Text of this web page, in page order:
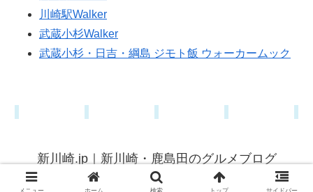
川崎駅Walker
武蔵小杉Walker
武蔵小杉・日吉・綱島 ジモト飯 ウォーカームック
新川崎.jp｜新川崎・鹿島田のグルメブログ
© 2015 新川崎.jp｜新川崎・鹿島田のグルメブログ.
メニュー ホーム 検索 トップ サイドバー